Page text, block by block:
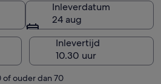
Inleverdatum
24 aug
Inlevertijd
of ouder dan 70